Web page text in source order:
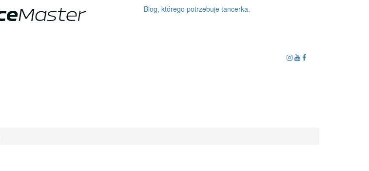
Blog, którego potrzebuje tancerka.